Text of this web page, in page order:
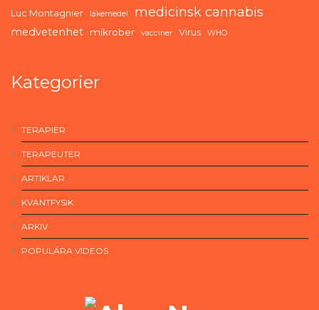
Luc Montagnier läkemedel medicinsk cannabis
medvetenhet mikrober vacciner Virus WHO
Kategorier
TERAPIER
TERAPEUTER
ARTIKLAR
KVANTFYSIK
ARKIV
POPULÄRA VIDEOS